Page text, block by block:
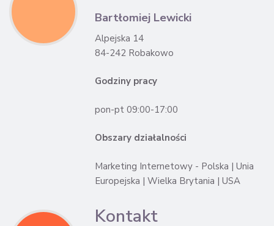
Bartłomiej Lewicki
Alpejska 14
84-242 Robakowo
Godziny pracy
pon-pt 09:00-17:00
Obszary działalności
Marketing Internetowy - Polska | Unia
Europejska | Wielka Brytania | USA
Kontakt